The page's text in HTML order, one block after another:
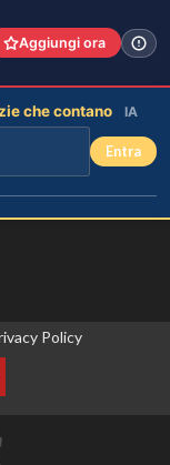
Policy
Aggiungi ora
che contano IA
Entra